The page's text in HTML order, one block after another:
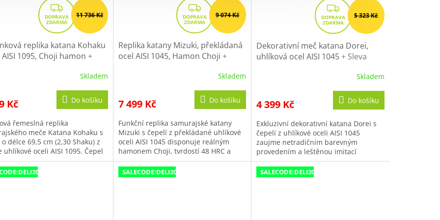
Z
D
A
R
M
11 736 Kč
replika katana Kohaku
1095, Choji hamon +
Skladem
Kč Do košíku
řemeslná replika
meče Katana Kohaku s
délce 69,5 cm (2,30 Shaku) z
uhlíkové oceli AISI 1095. Čepel
tradičním diferenciálním...
Z
D
A
R
M
9 074 Kč
Replika katany Mizuki, překládaná
ocel AISI 1045, Hamon Choji +
Skladem
7 499 Kč Do košíku
Funkční replika samurajské katany
Mizuki s čepelí z překládané uhlíkové
oceli AISI 1045 disponuje reálným
hamonem Choji, tvrdostí 48 HRC a
délkou čepele Nagasa 2,30 shaku.
Tento...
Z
D
A
R
M
5 323 Kč
Dekorativní meč katana Dorei,
uhlíková ocel AISI 1045+ Sleva
Skladem
4 399 Kč Do košíku
Exkluzivní dekorativní katana Dorei s
čepelí z uhlíkové oceli AISI 1045
zaujme netradičním barevným
provedením a leštěnou imitací
hamonu. Čepel o délce 69,5 cm (2,30
Shaku) je...
SALECODE:DELI200:200:fix:CZK SALECODE:DELI200:200:fix:CZK